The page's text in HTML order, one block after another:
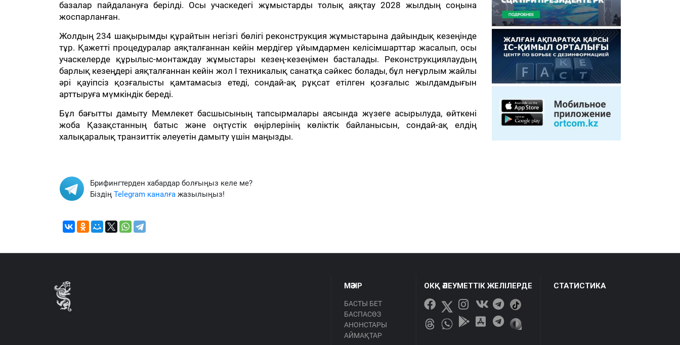
базалар пайдалануға берілді. Осы учаскедегі жұмыстарды толық аяқтау 2028 жылдың соңына
жоспарланған.
Жолдың 234 шақырымды құрайтын негізгі бөлігі реконструкция жұмыстарына дайындық кезеңінде
тұр. Қажетті процедуралар аяқталғаннан кейін мердігер ұйымдармен келісімшарттар жасалып, осы
учаскелерде құрылыс-монтаждау жұмыстары кезең-кезеңімен басталады. Реконструкциялаудың
барлық кезеңдері аяқталғаннан кейін жол I техникалық санатқа сәйкес болады, бұл неғұрлым жайлы
әрі қауіпсіз қозғалысты қамтамасыз етеді, сондай-ақ рұқсат етілген қозғалыс жылдамдығын
арттыруға мүмкіндік береді.
Бұл бағытты дамыту Мемлекет басшысының тапсырмалары аясында жүзеге асырылуда, өйткені
жоба Қазақстанның батыс және оңтүстік өңірлерінің көліктік байланысын, сондай-ақ елдің
халықаралық транзиттік әлеуетін дамыту үшін маңызды.
Брифингтерден хабардар болғыңыз келе ме?
Біздің Telegram каналға жазылыңыз!
МӘЗІР
БАСТЫ БЕТ
БАСПАСӨЗ
АНОНСТАРЫ
АЙМАҚТАР
ОКҚ ӘЛЕУМЕТТІК ЖЕЛІЛЕРДЕ СТАТИСТИКА